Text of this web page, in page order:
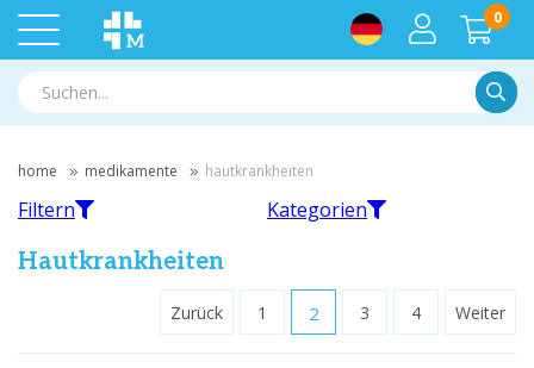
0
home medikamente hautkrankheiten
Filtern Kategorien
Hautkrankheiten
Zurück 1 2 3 4 Weiter